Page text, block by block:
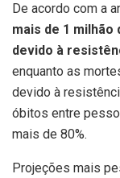
De acordo com a
mais de 1
devido à
enquanto as
devido à
óbitos entre
mais de 80%.
Projeções mais